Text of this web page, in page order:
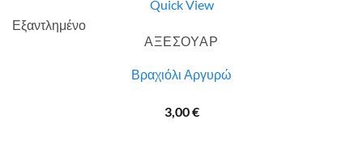
Quick View
Εξαντλημένο
ΑΞΕΣΟΥΑΡ
Βραχιόλι Αργυρώ
3,00€